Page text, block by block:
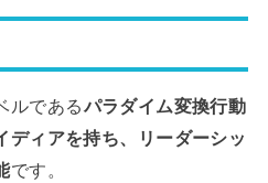
ルであるパラダイム変換行動
ディアを持ち、リーダーシッ
です。